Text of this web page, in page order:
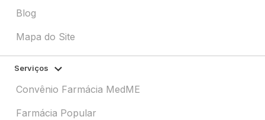
Blog
Mapa do Site
Serviços
Convênio Farmácia MedME
Farmácia Popular